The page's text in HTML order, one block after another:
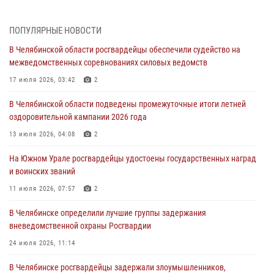
На Южном Урале спецназ Росгвардии провел военно-полевые
Росгвардейцы задержали трёх магазинных воров в Челябинске
На Южном Урале сотрудники Росгвардии задержали
подозреваемого в совершении убийства
В Челябинской области росгвардейцами по горячим следам
задержан подозреваемый в грабеже
ПОПУЛЯРНЫЕ НОВОСТИ
В Челябинской области росгвардейцы обеспечили судейство на
межведомственных соревнованиях силовых ведомств
17 июля 2026, 03:42 2
В Челябинской области подведены промежуточные итоги летней
оздоровительной кампании 2026 года
13 июля 2026, 04:08 2
На Южном Урале росгвардейцы удостоены государственных наград
и воинских званий
11 июля 2026, 07:57 2
В Челябинске определили лучшие группы задержания
вневедомственной охраны Росгвардии
24 июля 2026, 11:14
В Челябинске росгвардейцы задержали злоумышленников,